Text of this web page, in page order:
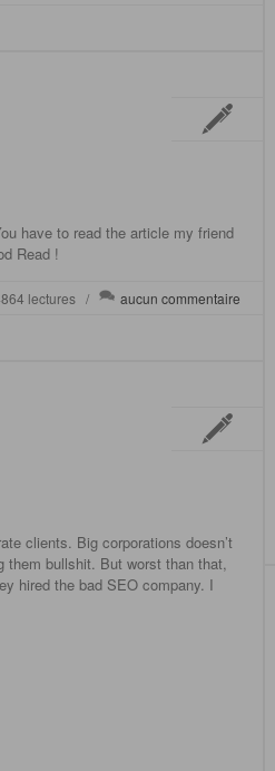
have to read the article my friend
Read !
lectures / aucun commentaire
clients. Big corporations doesn’t
them bullshit. But worst than that,
hired the bad SEO company. I